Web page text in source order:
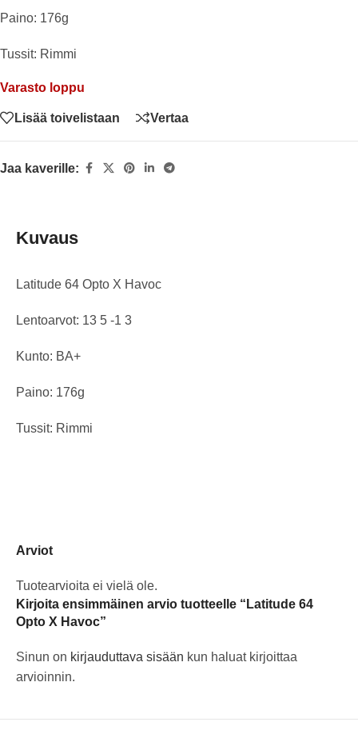
Paino: 176g
Tussit: Rimmi
Varasto loppu
Lisää toivelistaan Vertaa
Jaa kaverille:
Kuvaus
Latitude 64 Opto X Havoc
Lentoarvot: 13 5 -1 3
Kunto: BA+
Paino: 176g
Tussit: Rimmi
Arviot
Tuotearvioita ei vielä ole.
Kirjoita ensimmäinen arvio tuotteelle “Latitude 64
Opto X Havoc”
Sinun on kirjauduttava sisään kun haluat kirjoittaa
arvioinnin.